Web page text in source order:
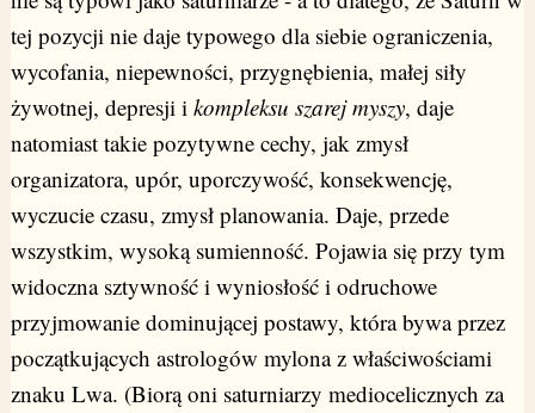
tej pozycji nie daje typowego dla siebie ograniczenia,
wycofania, niepewności, przygnębienia, małej siły
żywotnej, depresji i kompleksu szarej myszy, daje
natomiast takie pozytywne cechy, jak zmysł
organizatora, upór, uporczywość, konsekwencję,
wyczucie czasu, zmysł planowania. Daje, przede
wszystkim, wysoką sumienność. Pojawia się przy tym
widoczna sztywność i wyniosłość i odruchowe
przyjmowanie dominującej postawy, która bywa przez
początkujących astrologów mylona z właściwościami
znaku Lwa. (Biorą oni saturniarzy mediocelicznych za